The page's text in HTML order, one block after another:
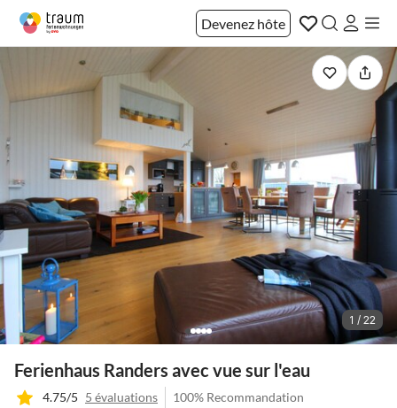
Devenez hôte
1 / 22
Ferienhaus Randers avec vue sur l'eau
4.75/5 5 évaluations 100% Recommandation